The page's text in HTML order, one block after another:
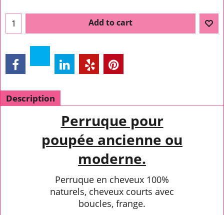
Add to cart
Description
Perruque pour
poupée ancienne ou
moderne.
Perruque en cheveux 100%
naturels, cheveux courts avec
boucles, frange.